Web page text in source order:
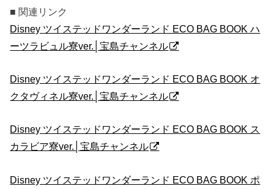
■ 関連リンク
Disney ツイステッドワンダーランド ECO BAG BOOK ハ
ーツラビュル寮ver.│宝島チャンネル
Disney ツイステッドワンダーランド ECO BAG BOOK オ
クタヴィネル寮ver.│宝島チャンネル
Disney ツイステッドワンダーランド ECO BAG BOOK ス
カラビア寮ver.│宝島チャンネル
Disney ツイステッドワンダーランド ECO BAG BOOK ポ